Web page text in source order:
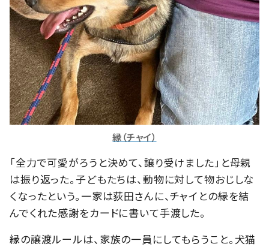
縁（チャイ）
「全力で可愛がろうと決めて、譲り受けました」と母親
は振り返った。子どもたちは、動物に対して物おじしな
くなったという。一家は荻田さんに、チャイとの縁を結
んでくれた感謝をカードに書いて手渡した。
縁の譲渡ルールは、家族の一員にしてもらうこと。犬猫